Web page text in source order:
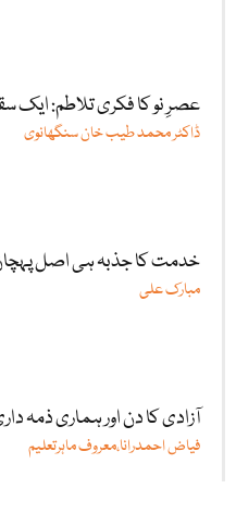
عصرِ نو کا فکری تلاطم: ایک
ڈاکٹر محمد طیب خان سنگھانوی
خدمت کا جذبہ ہی اصل
مبارک علی
آزادی کا دن اور ہماری ذمہ
فیاض احمدرانا،معروف ماہرتعلیم